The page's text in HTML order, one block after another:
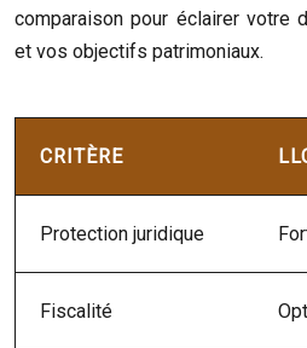
comparaison pour éclairer votre
et vos objectifs patrimoniaux.
CRITÈRE
Protection juridique
Fiscalité